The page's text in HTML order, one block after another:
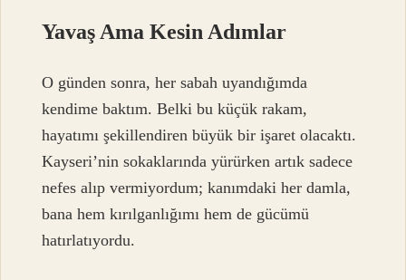
Yavaş Ama Kesin Adımlar
O günden sonra, her sabah uyandığımda
kendime baktım. Belki bu küçük rakam,
hayatımı şekillendiren büyük bir işaret olacaktı.
Kayseri’nin sokaklarında yürürken artık sadece
nefes alıp vermiyordum; kanımdaki her damla,
bana hem kırılganlığımı hem de gücümü
hatırlatıyordu.